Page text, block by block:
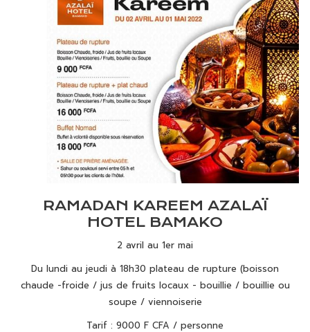
RAMADAN KAREEM AZALAÏ
HOTEL BAMAKO
2 avril au 1er mai
Du lundi au jeudi à 18h30 plateau de rupture (boisson
chaude -froide / jus de fruits locaux - bouillie / bouillie ou
soupe / viennoiserie
Tarif : 9000 F CFA / personne